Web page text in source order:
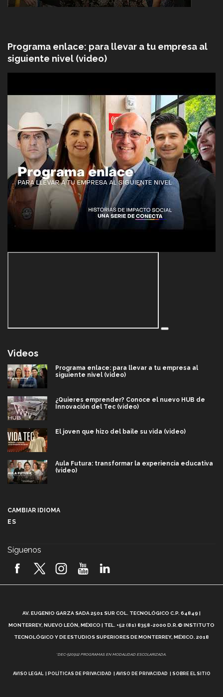
Programa enlace: para llevar a tu empresa al
siguiente nivel (video)
Videos
Programa enlace: para llevar a tu empresa al
siguiente nivel (video)
¿Quieres emprender? Conoce el nuevo HUB de
Innovación del Tec (video)
El joven que hizo del baile su vida (video)
Aula Futura: transformar la experiencia educativa
(video)
2026! (video)
¿Cómo es el Modelo Educativo Tec? (video)
Vida Tec: Feminismo e Inteligencia Artificial, Paola
CAMBIAR IDIOMA
ES
Síguenos
AV. EUGENIO GARZA SADA 2501 SUR COL. TECNOLÓGICO C.P. 64849 |
MONTERREY, NUEVO LEÓN, MÉXICO | TEL. +52 (81) 8358-2000 D.R.© INSTITUTO
TECNOLÓGICO Y DE ESTUDIOS SUPERIORES DE MONTERREY, MÉXICO. 2018
*DEC-520912 PROGRAMAS EN MODALIDAD ESCOLARIZADA.
AVISO LEGAL POLÍTICAS DE PRIVACIDAD AVISO DE PRIVACIDAD SOBRE EL SITIO